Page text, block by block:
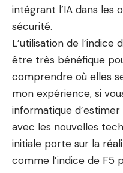
intégrant l’IA dans les
sécurité.
L’utilisation de l’indice
être très bénéfique
comprendre où elles
mon expérience, si
informatique
avec les nouvelles
initiale porte sur la
comme l’indice de F5